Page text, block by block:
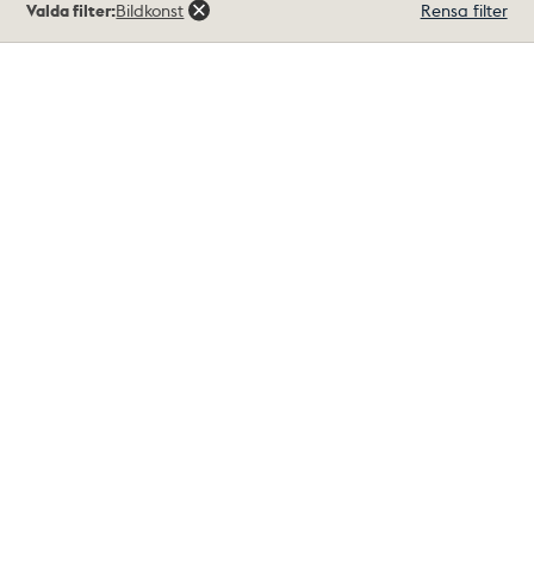
träffar
Valda filter:Bildkonst Rensa filter